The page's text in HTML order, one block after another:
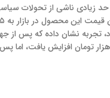
که تا حد زیادی ناشی از
تجربه نشان داده که پس
در بازار شکل می‌گیرد. به عنوان مثال، در زمستان ۱۴۰۱ زمانی که قیمت دلار به